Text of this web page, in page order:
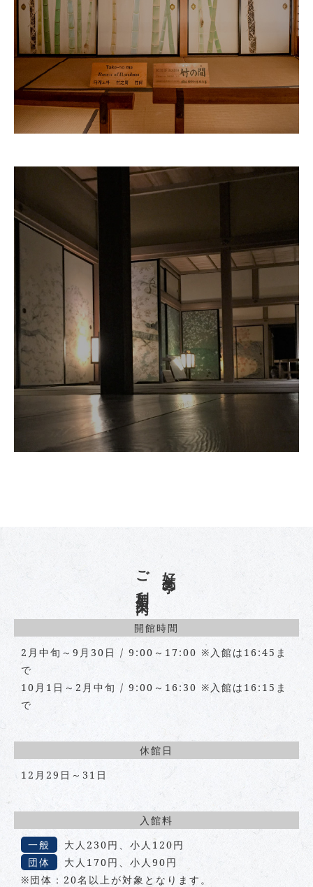
好文亭の
ご利用案内
開館時間
2月中旬～9月30日 / 9:00～17:00 ※入館は16:45ま
で
10月1日～2月中旬 / 9:00～16:30 ※入館は16:15ま
で
休館日
12月29日～31日
入館料
一般
大人230円、小人120円
団体
大人170円、小人90円
※団体：20名以上が対象となります。